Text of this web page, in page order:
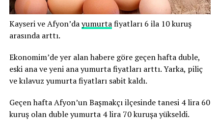
Kayseri ve Afyon’dayumurtafiyatları 6 ila 10 kuruş
arasında arttı.
Ekonomim’de yer alan habere göre geçen hafta duble,
eski ana ve yeni ana yumurta fiyatları arttı. Yarka, piliç
ve kılavuz yumurta fiyatları sabit kaldı.
Geçen hafta Afyon’un Başmakçı ilçesinde tanesi 4 lira 60
kuruş olan duble yumurta 4 lira 70 kuruşa yükseldi.